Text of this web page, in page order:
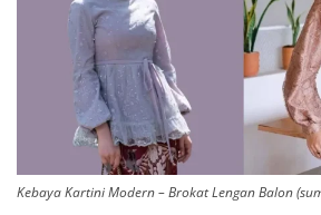
Kebaya Kartini Modern – Brokat Lengan Balon